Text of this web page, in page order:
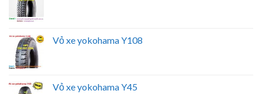
Vỏ xe yokohama Y108
Vỏ xe yokohama Y45